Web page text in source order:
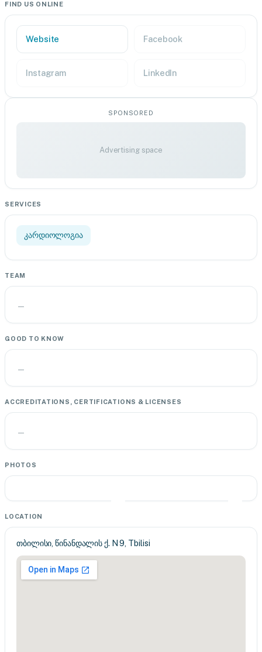
FIND US ONLINE
Website Facebook
Instagram LinkedIn
SPONSORED
Advertising space
SERVICES
კარდიოლოგია
TEAM
—
GOOD TO KNOW
—
ACCREDITATIONS, CERTIFICATIONS & LICENSES
—
PHOTOS
LOCATION
თბილისი, წინანდალის ქ. N 9, Tbilisi